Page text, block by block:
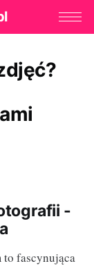
-
to fascynująca